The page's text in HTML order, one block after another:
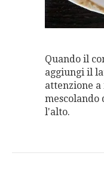
Quando il
aggiungi il
attenzione
mescolando
l'alto.